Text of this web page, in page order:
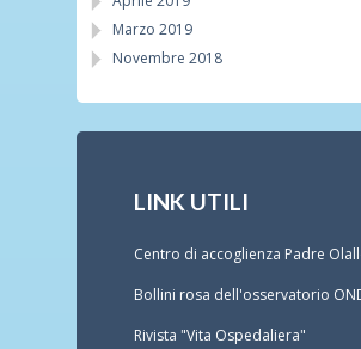
Marzo 2019
Novembre 2018
LINK UTILI
Centro di accoglienza Padre
Bollini rosa dell'osservatorio
Rivista "Vita Ospedaliera"